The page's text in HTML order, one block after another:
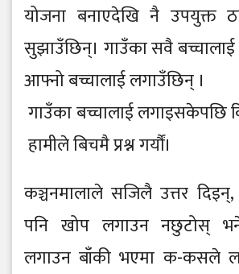
योजना बनाएदेखि नै उपयुक्त
सुझाउँछिन्। गाउँका सवै
आफ्नो बच्चालाई लगाउँछिन् ।
गाउँका बच्चालाई लगाइसकेपछि
हामीले बिचमै प्रश्न गर्यौं।
कञ्चनमालाले सजिलै उत्तर
पनि खोप लगाउन नछुटोस्
लगाउन बाँकी भएमा क-कसले